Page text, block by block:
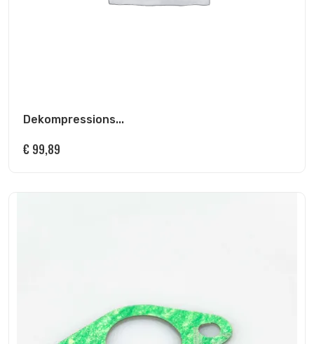
Dekompressions...
€ 99,89